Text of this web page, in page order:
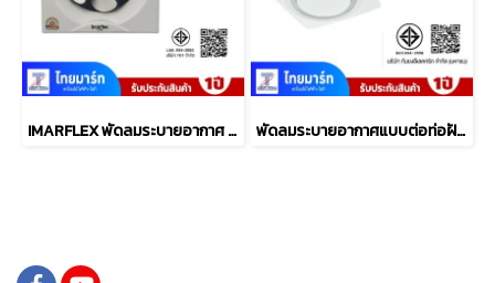
IMARFLEX พัดลมระบายอากาศ ติดปูน ขนาด 8 นิ้ว รุ่น IF-V008 พัดลมระบายอากาศแบบต่อท่อฝังฝ้า 6 นิ้ว MITSUBISHI ELECTRIC รุ่น VD-15Z4T7